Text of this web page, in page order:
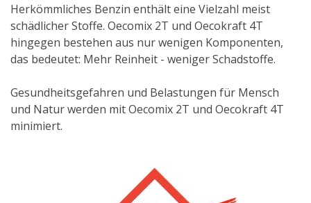
Herkömmliches Benzin enthält eine Vielzahl meist
schädlicher Stoffe. Oecomix 2T und Oecokraft 4T
hingegen bestehen aus nur wenigen Komponenten,
das bedeutet: Mehr Reinheit - weniger Schadstoffe.
Gesundheitsgefahren und Belastungen für Mensch
und Natur werden mit Oecomix 2T und Oecokraft 4T
minimiert.